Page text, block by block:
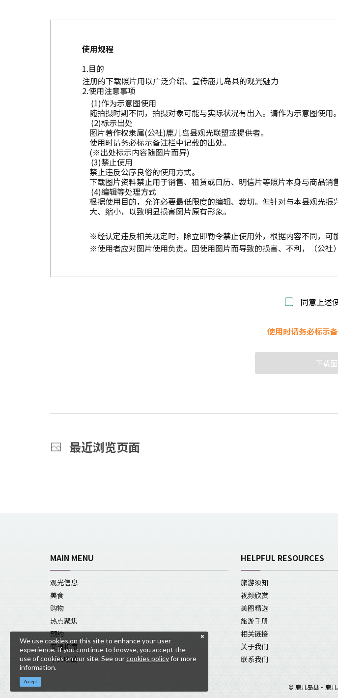
使用规程
目的
注册的下载照片用以广泛介绍、宣传鹿儿岛县的观光魅力
使用注意事项
作为示意图使用
随拍摄时期不同，拍摄对象可能与实际状况有出入。请作为示意图使用。
标示出处
图片著作权隶属(公社)鹿儿岛县观光联盟或提供者。
使用时请务必标示备注栏中记载的出处。
(※出处标示内容随图片而异)
禁止使用
禁止违反公序良俗的使用方式。
下载图片资料禁止用于销售、租赁或日历、明信片等照片本身与商品销
编辑等处理方式
根据使用目的，允许必要最低限度的编辑、裁切。但针对与本县观光
大、缩小，以致明显损害图片原有形象。
※经认定违反相关规定时，除立即勒令禁止使用外，根据内容不同，可
※使用者应对图片使用负责。因使用图片而导致的损害、不利，（公社
同意上述
使用时请务必标示
下载
最近浏览页面
MAIN MENU
观光信息
美食
购物
热点聚焦
预约
交通指南
个人收藏
HELPFUL RESOURCES
旅游须知
视频欣赏
美图精选
旅游手册
相关链接
关于我们
联系我们
© 鹿儿岛县・鹿儿
We use cookies on this site to enhance your user
experience. If you continue to browse, you accept the
use of cookies on our site. See ourcookies policyfor more
information.
Accept